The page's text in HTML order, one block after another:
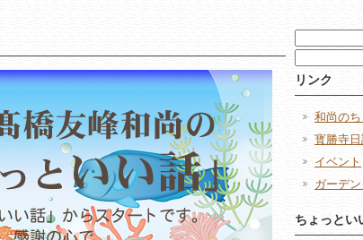
索:
索:
リンク
和尚の
寳勝寺
イベント
ガーデ
ちょっとい